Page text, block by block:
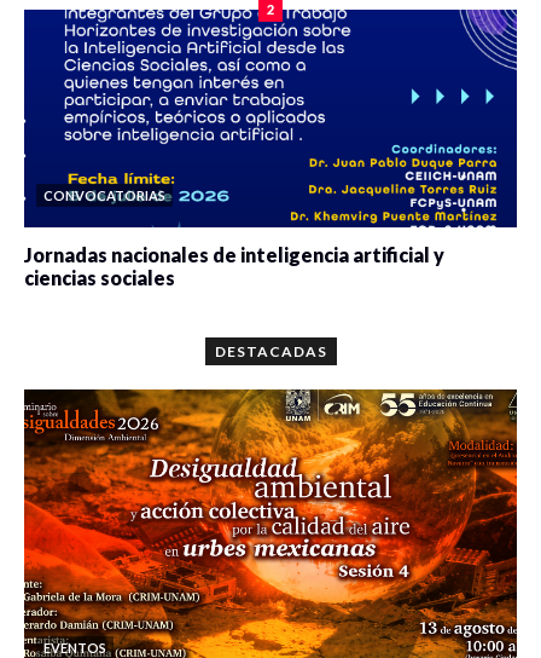
2
CONVOCATORIAS
Jornadas nacionales de inteligencia artificial y
ciencias sociales
DESTACADAS
EVENTOS